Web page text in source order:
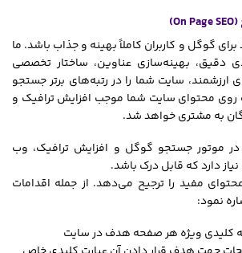
گوگل و کاربران کاملاً بهینه و جذاب باشد. ما
دقیق، بهینه‌سازی عناوین، ساختار تخصصی
ارزشمند، سایت شما را در رتبه‌های برتر جستجو
روی محتوای سایت شما موجب افزایش ترافیک و
به مشتری خواهد شد.
موتور جستجو گوگل و افزایش ترافیک، وب
دارد که قابل درک باشد.
مفید را ترجیح می‌دهد. از جمله اقدامات
نمود:
کلیدی ویژه هر صفحه هدف در سایت